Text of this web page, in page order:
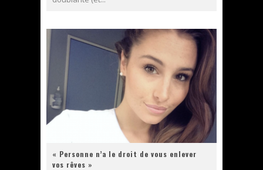
« Personne n’a le droit de vous enlever
vos rêves »